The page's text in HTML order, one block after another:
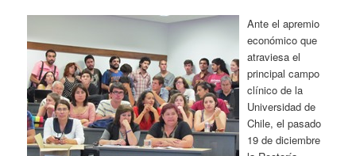
Ante el apremio
económico que
atraviesa el
principal campo
clínico de la
Universidad de
Chile, el pasado
19 de diciembre